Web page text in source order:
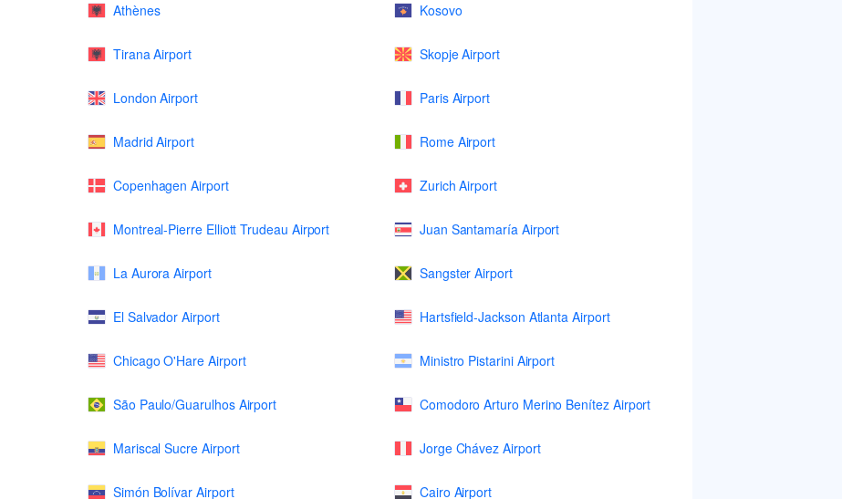
Athènes Kosovo
Tirana Airport Skopje Airport
London Airport Paris Airport
Madrid Airport Rome Airport
Copenhagen Airport Zurich Airport
Montreal-Pierre Elliott Trudeau Airport Juan Santamaría Airport
La Aurora Airport Sangster Airport
El Salvador Airport Hartsfield-Jackson Atlanta Airport
Chicago O'Hare Airport Ministro Pistarini Airport
São Paulo/Guarulhos Airport Comodoro Arturo Merino Benítez Airport
Mariscal Sucre Airport Jorge Chávez Airport
Simón Bolívar Airport Cairo Airport